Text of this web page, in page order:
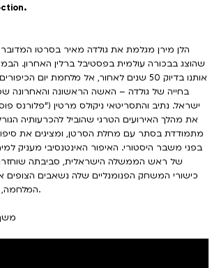
הלן מירן מגלמת את גולדה מאיר בסרטו המדובר
שהוצג בבכורה עולמית בפסטיבל ברלין האחרון.
אותנו בדיוק 50 שנים לאחור, אל מלחמת יום
בחייה של גולדה – האשה הראשונה והאחרונה
ישראל. נתיב והתסריטאי ניקולס מרטין ("פלורנס
את מהלך האירועים הטרגי שהוביל להכרעותיה
מתמודדת בסתר עם מחלת הסרטן, ומציגים את
בפני משבר היסטורי. האיפור האינטנסיבי מעניק
של ראש הממשלה הישראלית, סביבתה
כישורי המשחק הפנומנליים שלה נשאבים
המלחמה, בין ענני עשן הסיגריות.
משך